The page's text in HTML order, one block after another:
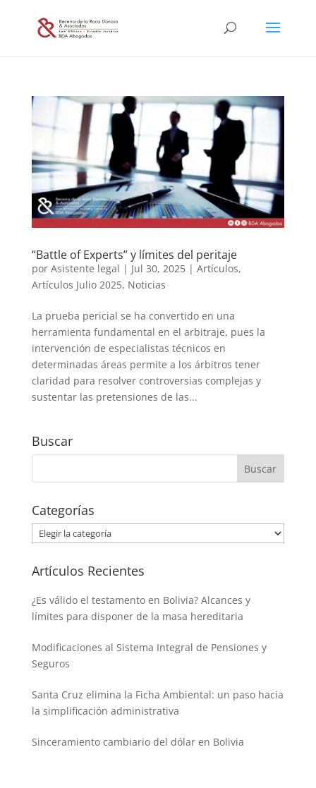
“Battle of Experts” y límites del peritaje
por Asistente legal | Jul 30, 2025| Artículos,
Artículos Julio 2025, Noticias
La prueba pericial se ha convertido en una
herramienta fundamental en el arbitraje, pues la
intervención de especialistas técnicos en
determinadas áreas permite a los árbitros tener
claridad para resolver controversias complejas y
sustentar las pretensiones de las...
Buscar
Categorías
Categorías
Artículos Recientes
¿Es válido el testamento en Bolivia? Alcances y
límites para disponer de la masa hereditaria
Modificaciones al Sistema Integral de Pensiones y
Seguros
Santa Cruz elimina la Ficha Ambiental: un paso hacia
la simplificación administrativa
Sinceramiento cambiario del dólar en Bolivia